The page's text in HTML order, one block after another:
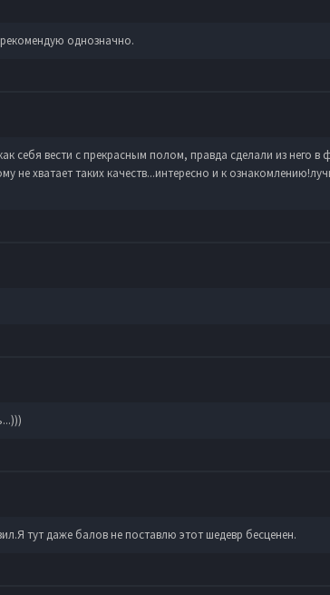
однозначно.
вести с прекрасным полом, правда сделали из него в
хватает таких качеств...интересно и к
тут даже балов не поставлю этот шедевр бесценен.